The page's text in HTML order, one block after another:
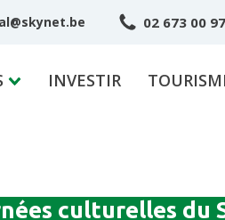
02 673 00 97
INVESTIR
culturelles du